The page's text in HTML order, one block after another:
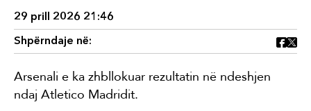
29 prill 2026 21:46
Shpërndaje në:
Arsenali e ka zhbllokuar rezultatin në ndeshjen
ndaj Atletico Madridit.